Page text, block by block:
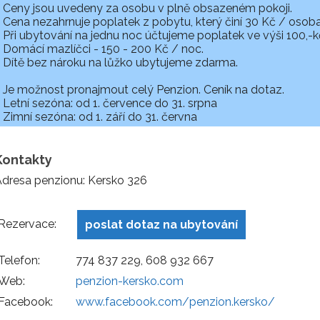
Ceny jsou uvedeny za osobu v plně obsazeném pokoji.
Cena nezahrnuje poplatek z pobytu, který činí 30 Kč /
Při ubytování na jednu noc účtujeme poplatek ve výši 100,-
Domácí mazlíčci - 150 - 200 Kč / noc.
Dítě bez nároku na lůžko ubytujeme zdarma.
Je možnost pronajmout celý Penzion. Ceník na dotaz.
Letní sezóna: od 1. července do 31. srpna
Zimní sezóna: od 1. září do 31. června
penzionu: Kersko 326
poslat dotaz na ubytování
774 837 229, 608 932 667
penzion-kersko.com
www.facebook.com/penzion.kersko/